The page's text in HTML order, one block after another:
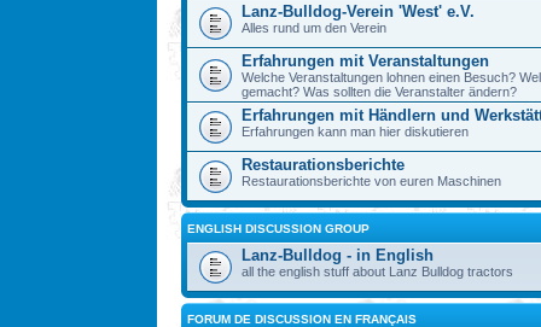
Lanz-Bulldog-Verein 'West' e.V.
Alles rund um den Verein
Erfahrungen mit Veranstaltungen
Welche Veranstaltungen lohnen einen Besuch?
gemacht? Was sollten die Veranstalter ändern?
Erfahrungen mit Händlern und
Erfahrungen kann man hier diskutieren
Restaurationsberichte
Restaurationsberichte von euren Maschinen
ENGLISH DISCUSSION GROUP
Lanz-Bulldog - in English
all the english stuff about Lanz Bulldog tractors
FORUM DE DISCUSSION EN FRANÇAIS